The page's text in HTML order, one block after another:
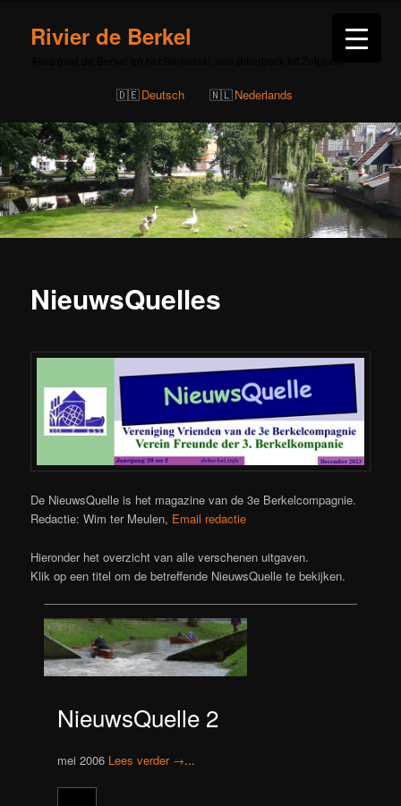
Rivier de Berkel
Deutsch Nederlands
NieuwsQuelles
De NieuwsQuelle is het magazine van de 3e Berkelcompagnie.
Redactie: Wim ter Meulen, Email redactie
Hieronder het overzicht van alle verschenen uitgaven.
Klik op een titel om de betreffende NieuwsQuelle te bekijken.
NieuwsQuelle 2
mei 2006 Lees verder →...